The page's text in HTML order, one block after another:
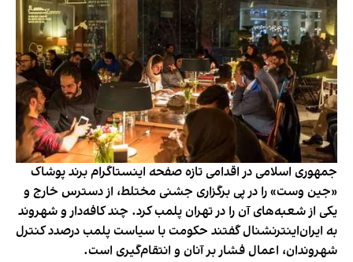
جمهوری اسلامی در اقدامی تازه صفحه اینستاگرام برند پوشاک
«جین وست» را در پی برگزاری جشنی مختلط، از دسترس خارج و
یکی از شعبه‌های آن را در تهران پلمب کرد. چند کافه‌‌دار و شهروند
به ایران‌اینترنشنال گفتند حکومت با سیاست پلمب درصدد کنترل
شهروندان، اعمال فشار بر آنان و انتقام‌گیری است.